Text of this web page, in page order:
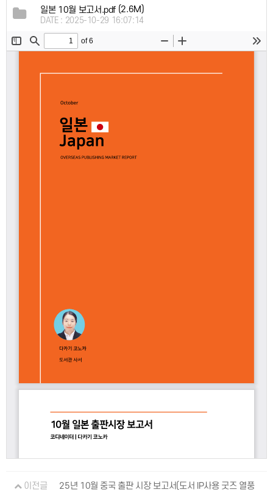
일본 10월 보고서.pdf (2.6M)
DATE : 2025-10-29 16:07:14
이전글 25년 10월 중국 출판 시장 보고서(도서 IP사용 굿즈 열풍